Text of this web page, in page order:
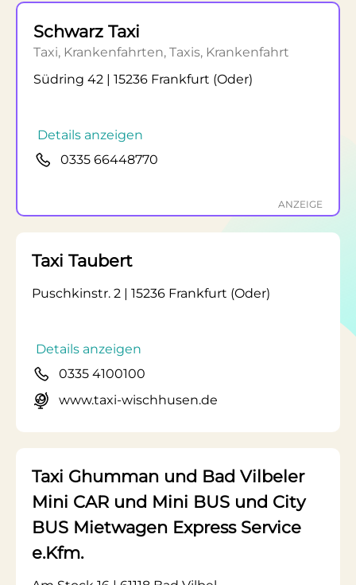
Schwarz Taxi
Taxi, Krankenfahrten, Taxis, Krankenfahrt
Südring 42 | 15236 Frankfurt (Oder)
Details anzeigen
0335 66448770
ANZEIGE
Taxi Taubert
Puschkinstr. 2 | 15236 Frankfurt (Oder)
Details anzeigen
0335 4100100
www.taxi-wischhusen.de
Taxi Ghumman und Bad Vilbeler
Mini CAR und Mini BUS und City
BUS Mietwagen Express Service
e.Kfm.